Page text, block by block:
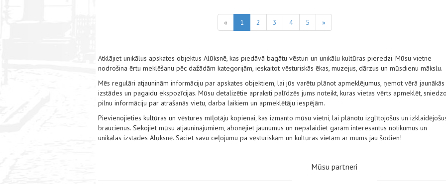
« 1 2 3 4 5 »
Atklājiet unikālus apskates objektus Alūksnē, kas piedāvā bagātu vēsturi un unikālu kultūras pieredzi. Mūsu vietne
nodrošina ērtu meklēšanu pēc dažādām kategorijām, ieskaitot vēsturiskās ēkas, muzejus, dārzus un mūsdienu mākslu.
Mēs regulāri atjauninām informāciju par apskates objektiem, lai jūs varētu plānot apmeklējumus, ņemot vērā jaunākās
izstādes un pagaidu ekspozīcijas. Mūsu detalizētie apraksti palīdzēs jums noteikt, kuras vietas vērts apmeklēt,
pilnu informāciju par atrašanās vietu, darba laikiem un apmeklētāju iespējām.
Pievienojieties kultūras un vēstures mīļotāju kopienai, kas izmanto mūsu vietni, lai plānotu izglītojošus un
braucienus. Sekojiet mūsu atjauninājumiem, abonējiet jaunumus un nepalaidiet garām interesantus notikumus un
unikālas izstādes Alūksnē. Sāciet savu ceļojumu pa vēsturiskām un kultūras vietām ar mums jau šodien!
Mūsu partneri